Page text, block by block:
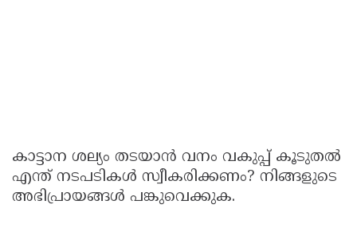
കാട്ടാന ശല്യം തടയാൻ വനം വകുപ്പ് കൂടുതൽ
എന്ത് നടപടികൾ സ്വീകരിക്കണം? നിങ്ങളുടെ
അഭിപ്രായങ്ങൾ പങ്കുവെക്കുക.